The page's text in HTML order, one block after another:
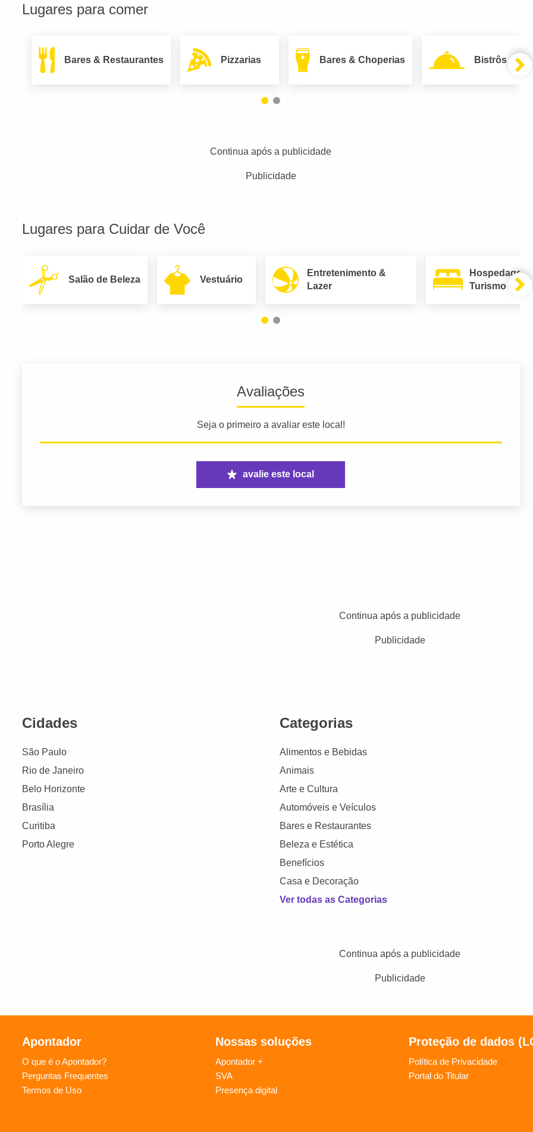
Lugares para comer
Bares & Restaurantes Pizzarias Bares & Choperias Bistrôs
Continua após a publicidade
Publicidade
Lugares para Cuidar de Você
Salão de Beleza Vestuário
Entretenimento &
Lazer
Hospedagem
Turismo
Avaliações
Seja o primeiro a avaliar este local!
avalie este local
Continua após a publicidade
Publicidade
Cidades
São Paulo
Rio de Janeiro
Belo Horizonte
Brasília
Curitiba
Porto Alegre
Categorias
Alimentos e Bebidas
Animais
Arte e Cultura
Automóveis e Veículos
Bares e Restaurantes
Beleza e Estética
Benefícios
Casa e Decoração
Ver todas as Categorias
Continua após a publicidade
Publicidade
Apontador
O que é o Apontador?
Perguntas Frequentes
Termos de Uso
Nossas soluções
Apontador +
SVA
Presença digital
Proteção de dados
Política de Privacidade
Portal do Titular